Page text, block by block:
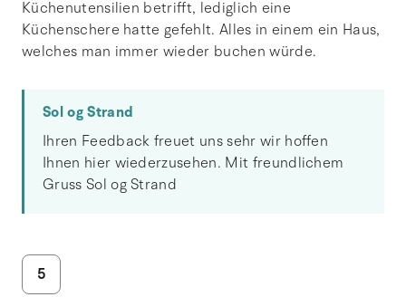
Küchenutensilien betrifft, lediglich eine
Küchenschere hatte gefehlt. Alles in einem ein Haus,
welches man immer wieder buchen würde.
Sol og Strand
Ihren Feedback freuet uns sehr wir hoffen
Ihnen hier wiederzusehen. Mit freundlichem
Gruss Sol og Strand
5